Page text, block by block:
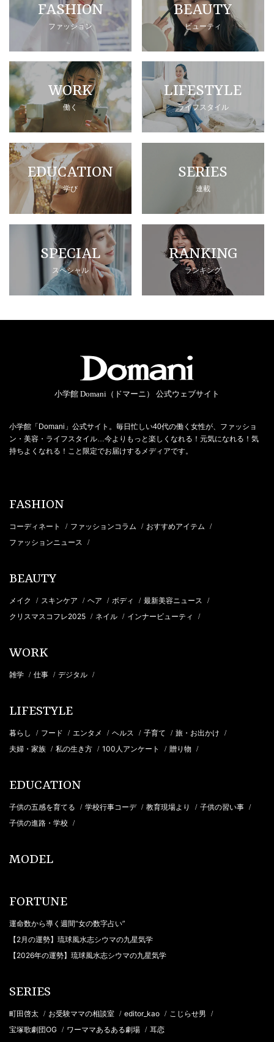
FASHION
ファッション
BEAUTY
ビューティ
WORK
働く
LIFESTYLE
ライフスタイル
EDUCATION
学び
SERIES
連載
SPECIAL
スペシャル
RANKING
ランキング
小学館 Domani（ドマーニ） 公式ウェブサイト
小学館「Domani」公式サイト。毎日忙しい40代の働く女性が、ファッショ
ン・美容・ライフスタイル…今よりもっと楽しくなれる！元気になれる！気
持ちよくなれる！こと限定でお届けするメディアです。
FASHION
コーディネート / ファッションコラム / おすすめアイテム /
ファッションニュース /
BEAUTY
メイク / スキンケア / ヘア / ボディ / 最新美容ニュース /
クリスマスコフレ2025 / ネイル / インナービューティ /
WORK
雑学 / 仕事 / デジタル /
LIFESTYLE
暮らし / フード / エンタメ / ヘルス / 子育て / 旅・お出かけ /
夫婦・家族 / 私の生き方 / 100人アンケート / 贈り物 /
EDUCATION
子供の五感を育てる / 学校行事コーデ / 教育現場より / 子供の習い事 /
子供の進路・学校 /
MODEL
FORTUNE
運命数から導く週間“女の数字占い”
【2月の運勢】琉球風水志シウマの九星気学
【2026年の運勢】琉球風水志シウマの九星気学
SERIES
町田啓太 / お受験ママの相談室 / editor_kao / こじらせ男 /
宝塚歌劇団OG / ワーママあるある劇場 / 耳恋